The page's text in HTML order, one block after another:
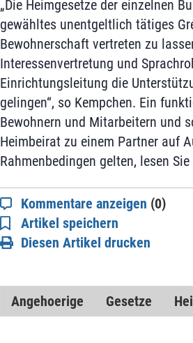
„Die Heimgesetze der einzelnen
gewähltes unentgeltlich tätiges
Bewohnerschaft vertreten zu
Interessenvertretung und
Einrichtungsleitung die
gelingen“, so Kempchen. Ein
Bewohnern und Mitarbeitern und
Heimbeirat zu einem Partner auf
Rahmenbedingen gelten, lesen
Kommentare anzeigen (0)
Artikel speichern
Diesen Artikel drucken
Angehoerige Gesetze